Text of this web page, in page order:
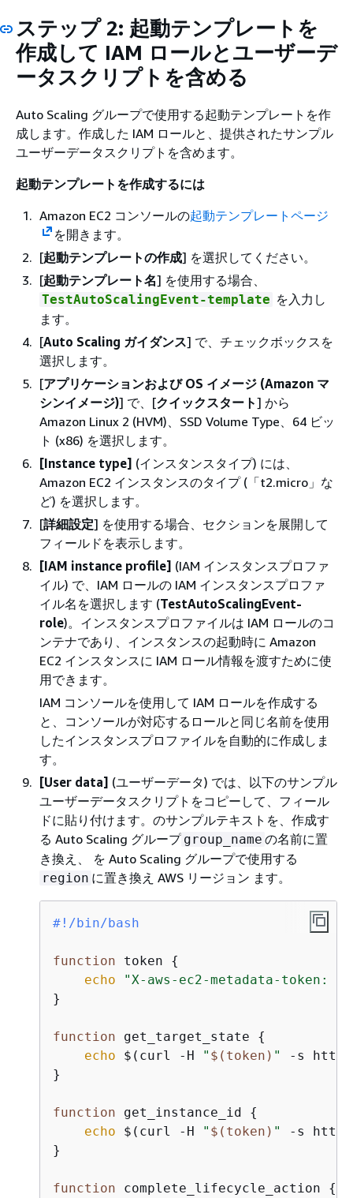
ステップ 2: 起動テンプレートを
作成して IAM ロールとユーザーデ
ータスクリプトを含める
Auto Scaling グループで使用する起動テンプレートを作
成します。作成した IAM ロールと、提供されたサンプル
ユーザーデータスクリプトを含めます。
起動テンプレートを作成するには
Amazon EC2 コンソールの起動テンプレートページ
を開きます。
[起動テンプレートの作成] を選択してください。
[起動テンプレート名] を使用する場合、
TestAutoScalingEvent-template を入力し
ます。
[Auto Scaling ガイダンス] で、チェックボックスを
選択します。
[アプリケーションおよび OS イメージ (Amazon マ
シンイメージ)] で、[クイックスタート] から
Amazon Linux 2 (HVM)、SSD Volume Type、64 ビッ
ト (x86) を選択します。
[Instance type] (インスタンスタイプ) には、
Amazon EC2 インスタンスのタイプ (「t2.micro」な
ど) を選択します。
[詳細設定] を使用する場合、セクションを展開して
フィールドを表示します。
[IAM instance profile] (IAM インスタンスプロファ
イル) で、IAM ロールの IAM インスタンスプロファ
イル名を選択します (TestAutoScalingEvent-
role)。インスタンスプロファイルは IAM ロールのコ
ンテナであり、インスタンスの起動時に Amazon
EC2 インスタンスに IAM ロール情報を渡すために使
用できます。
IAM コンソールを使用して IAM ロールを作成する
と、コンソールが対応するロールと同じ名前を使用
したインスタンスプロファイルを自動的に作成しま
す。
[User data] (ユーザーデータ) では、以下のサンプル
ユーザーデータスクリプトをコピーして、フィール
ドに貼り付けます。のサンプルテキストを、作成す
る Auto Scaling グループ group_name の名前に置
き換え、 を Auto Scaling グループで使用する
region に置き換え AWS リージョン ます。
#!/bin/bash
function token {
echo
"X-aws-ec2-metadata-token:
}
function get_target_state {
echo $(curl -H " $(token) "
-s
}
function get_instance_id {
echo $(curl -H " $(token) "
-s
}
function complete_lifecycle_action {